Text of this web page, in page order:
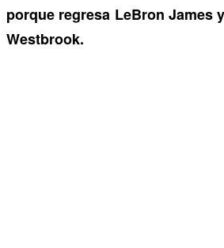
porque regresa LeBron James
Westbrook.